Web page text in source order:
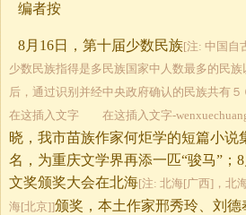
编者按
8月16日，第十届少数民族[注: 中国自
少数民族指得是多民族国家中人数最多的民
后，通过识别并经中央政府确认的民族共有５
在这插入文字 在这插入文字-
晓，我市苗族作家何炬学的短篇小说
名，为重庆文学界再添一匹“骏马”；
文奖颁奖大会在北海[注: 北海[广西]，北
海[北京]]颁奖，本土作家邢秀玲、刘德